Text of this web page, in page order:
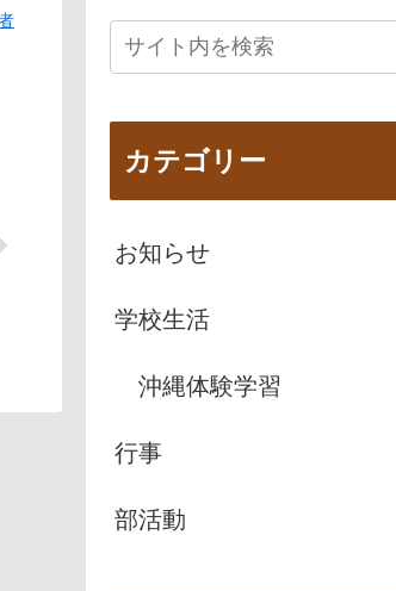
カテゴリー
お知らせ
学校生活
沖縄体験学習
行事
部活動